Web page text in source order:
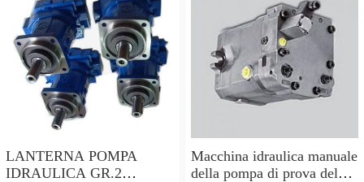
LANTERNA POMPA
IDRAULICA GR.2
Macchina idraulica manuale
della pompa di prova del